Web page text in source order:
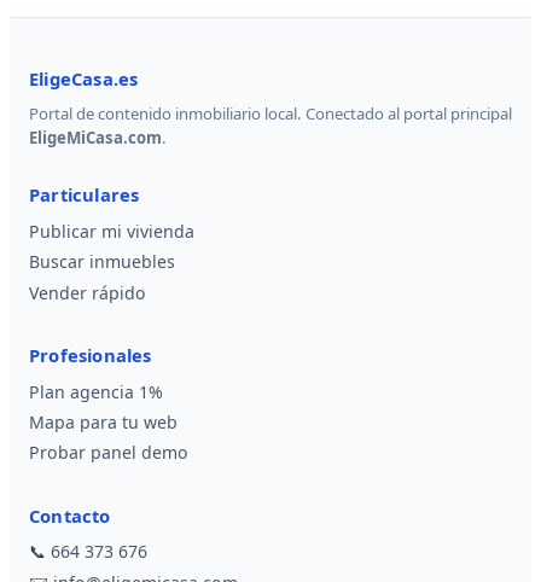
EligeCasa.es
Portal de contenido inmobiliario local. Conectado al portal principal
EligeMiCasa.com.
Particulares
Publicar mi vivienda
Buscar inmuebles
Vender rápido
Profesionales
Plan agencia 1%
Mapa para tu web
Probar panel demo
Contacto
📞 664 373 676